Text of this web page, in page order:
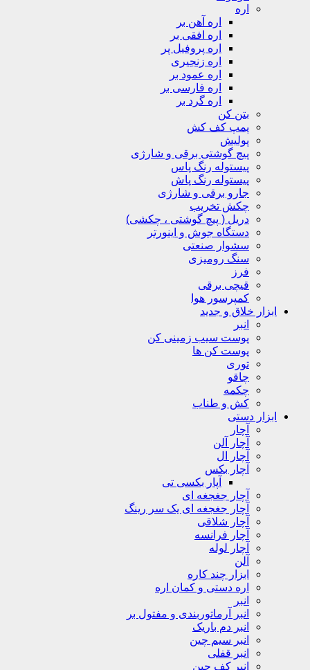
اره
اره آهن بر
اره افقی بر
اره پروفیل پر
اره زنجیری
اره عمود بر
اره فارسی بر
اره گرد بر
بتن کن
پمپ کف کش
پولیش
پیچ گوشتی برقی و شارژی
پیستوله رنگ پاس
پیستوله رنگ پاش
جارو برقی و شارژی
چکش تخریب
دریل ( پیچ گوشتی ، چکشی)
دستگاه جوش و اینورتر
سشوار صنعتی
سنگ رومیزی
فرز
قیچی برقی
کمپرسور هوا
ابزار خلاق و جدید
انبر
پوست سیب زمینی کن
پوست کن ها
توری
چاقو
چکمه
کش و طناب
ابزار دستی
آچار
آچار آلن
آچار ال
آچار بکس
آپار بکسی تی
آچار جغجغه ای
آچار جغجغه ای یک سر رینگ
آچار شلاقی
آچار فرانسه
آچار لوله
آلن
ابزار چند کاره
اره دستی و کمان اره
انبر
انبر آرماتوربندی و مفتول بر
انبر دم باریک
انبر سیم چین
انبر قفلی
انبر کف چین